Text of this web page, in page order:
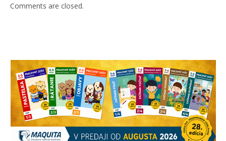
Comments are closed.